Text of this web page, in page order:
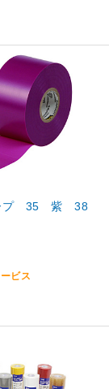
ープ 35 紫 38
ビス